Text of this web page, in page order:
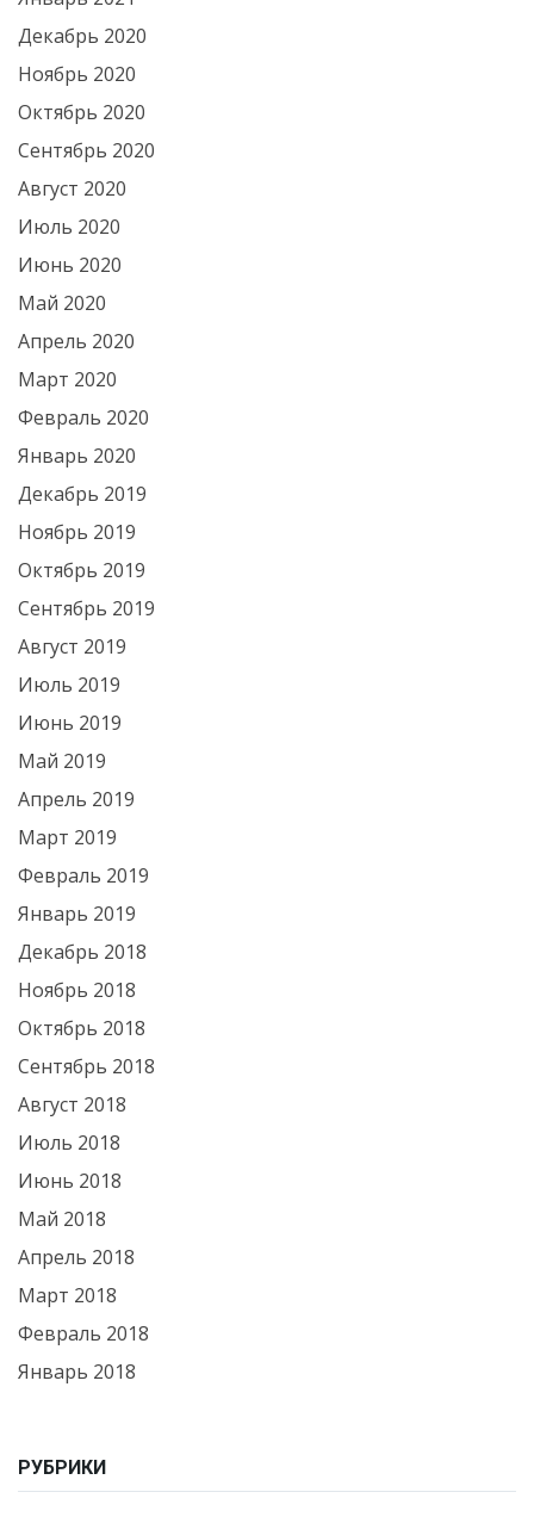
Декабрь 2020
Ноябрь 2020
Октябрь 2020
Сентябрь 2020
Август 2020
Июль 2020
Июнь 2020
Май 2020
Апрель 2020
Март 2020
Февраль 2020
Январь 2020
Декабрь 2019
Ноябрь 2019
Октябрь 2019
Сентябрь 2019
Август 2019
Июль 2019
Июнь 2019
Май 2019
Апрель 2019
Март 2019
Февраль 2019
Январь 2019
Декабрь 2018
Ноябрь 2018
Октябрь 2018
Сентябрь 2018
Август 2018
Июль 2018
Июнь 2018
Май 2018
Апрель 2018
Март 2018
Февраль 2018
Январь 2018
РУБРИКИ